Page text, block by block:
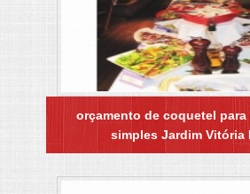
orçamento de coquetel para
simples Jardim Vitória